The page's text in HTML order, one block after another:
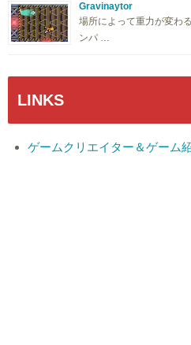
Gravinaytor
場所によって重力が変わ
ンパ …
LINKS
ゲームクリエイター＆ゲーム